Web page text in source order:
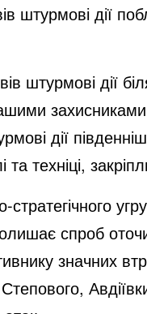
дії
штурмові дії
дії
техніці,
спроб
значних
Степового,